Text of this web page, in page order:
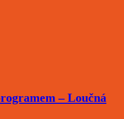
– Loučná